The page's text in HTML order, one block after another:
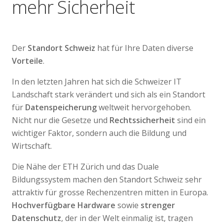
mehr Sicherheit
Der Standort Schweiz hat für Ihre Daten diverse
Vorteile.
In den letzten Jahren hat sich die Schweizer IT
Landschaft stark verändert und sich als ein Standort
für Datenspeicherungweltweit hervorgehoben.
Nicht nur die Gesetze und Rechtssicherheit sind ein
wichtiger Faktor, sondern auch die Bildung und
Wirtschaft.
Die Nähe der ETH Zürich und das Duale
Bildungssystem machen den Standort Schweiz sehr
attraktiv für grosse Rechenzentren mitten in Europa.
Hochverfügbare Hardware sowie strenger
Datenschutz, der in der Welt einmalig ist, tragen